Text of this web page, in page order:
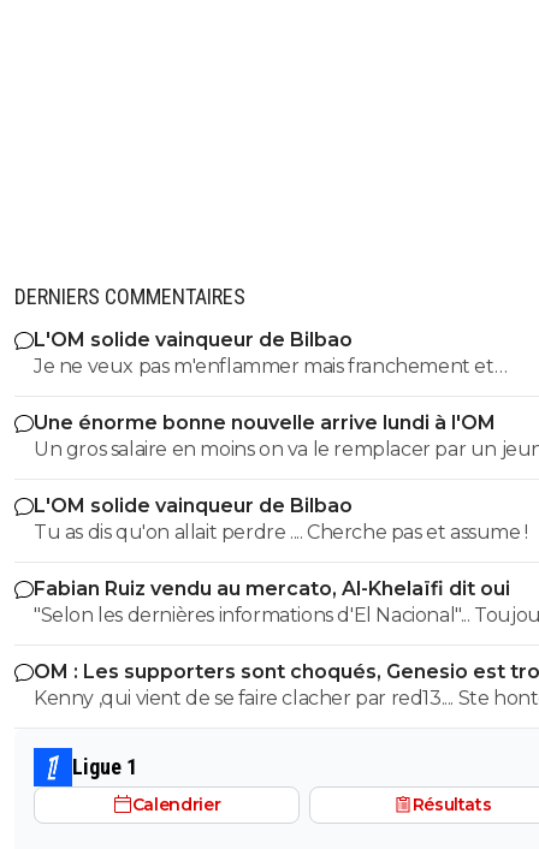
DERNIERS COMMENTAIRES
L'OM solide vainqueur de Bilbao
Je ne veux pas m'enflammer mais franchement et
objectivement cette équipe m'a séduit hier a part
éléments qu'il faut vraiment supprimer style harit et
défense a renforcer le style de jeu proposé vers l'avant
rapide la signature de genesio me plaît énormément
et efficace j'étais pourtant plutôt contre sa venue
c'est que le début je suis impatient de voir la suite
Une énorme bonne nouvelle arrive lundi à l'OM
Un gros salaire en moins on va le remplacer par un
centre de formation..je pense que l ol peux faire
jeunes
L'OM solide vainqueur de Bilbao
Tu as dis qu'on allait perdre .... Cherche pas et assume !
Fabian Ruiz vendu au mercato, Al-Khelaïfi dit oui
"Selon les dernières informations d'El Nacional"... Toujours les
sources espagnoles douteuses, principales fabriques
news et principales sources pour les articles de Foot01.
OM : Les supporters sont choqués, Genesio est
fort
Kenny ,qui vient de se faire clacher par red13.... Ste
😂😂
Ligue 1
Calendrier Résultats